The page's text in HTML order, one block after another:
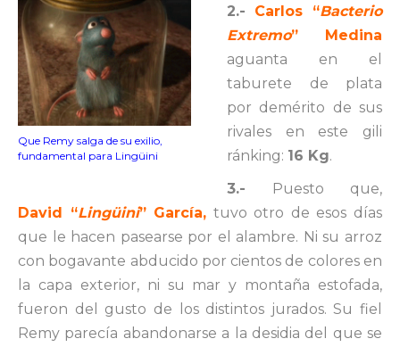
Que Remy salga de su exilio,
fundamental para Lingüini
2.- Carlos “Bacterio
Extremo” Medina
aguanta en el
taburete de plata
por demérito de sus
rivales en este gili
ránking: 16 Kg.
3.- Puesto que,
David “Lingüini” García, tuvo otro de esos días
que le hacen pasearse por el alambre. Ni su arroz
con bogavante abducido por cientos de colores en
la capa exterior, ni su mar y montaña estofada,
fueron del gusto de los distintos jurados. Su fiel
Remy parecía abandonarse a la desidia del que se